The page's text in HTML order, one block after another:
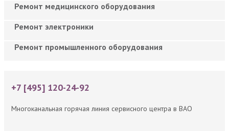
Ремонт медицинского оборудования
Ремонт электроники
Ремонт промышленного оборудования
+7 [495] 120-24-92
Многоканальная горячая линия сервисного центра в ВАО